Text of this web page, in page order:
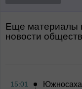
Еще материалы
Новости
15:01